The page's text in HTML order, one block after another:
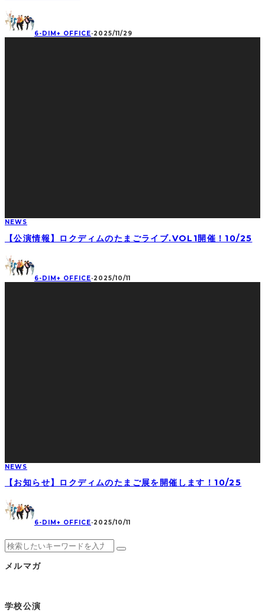
6-DIM+ OFFICE·2025/11/29
NEWS
【公演情報】ロクディムのたまごライブ.VOL1開催！10/25
6-DIM+ OFFICE·2025/10/11
NEWS
【お知らせ】ロクディムのたまご展を開催します！10/25
6-DIM+ OFFICE·2025/10/11
メルマガ
学校公演